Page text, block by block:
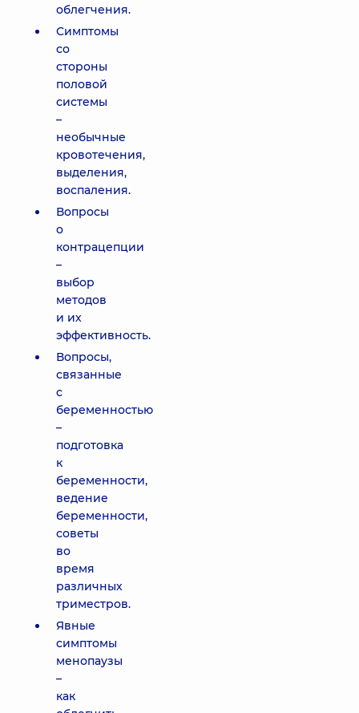
облегчения.
Симптомы
со
стороны
половой
системы
–
необычные
кровотечения,
выделения,
воспаления.
Вопросы
о
контрацепции
–
выбор
методов
и их
эффективность.
Вопросы,
связанные
с
беременностью
–
подготовка
к
беременности,
ведение
беременности,
советы
во
время
различных
триместров.
Явные
симптомы
менопаузы
–
как